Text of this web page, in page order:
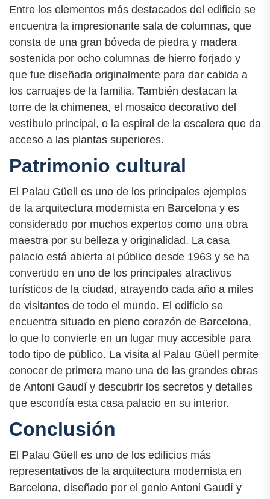
Entre los elementos más destacados del edificio se
encuentra la impresionante sala de columnas, que
consta de una gran bóveda de piedra y madera
sostenida por ocho columnas de hierro forjado y
que fue diseñada originalmente para dar cabida a
los carruajes de la familia. También destacan la
torre de la chimenea, el mosaico decorativo del
vestíbulo principal, o la espiral de la escalera que da
acceso a las plantas superiores.
Patrimonio cultural
El Palau Güell es uno de los principales ejemplos
de la arquitectura modernista en Barcelona y es
considerado por muchos expertos como una obra
maestra por su belleza y originalidad. La casa
palacio está abierta al público desde 1963 y se ha
convertido en uno de los principales atractivos
turísticos de la ciudad, atrayendo cada año a miles
de visitantes de todo el mundo. El edificio se
encuentra situado en pleno corazón de Barcelona,
lo que lo convierte en un lugar muy accesible para
todo tipo de público. La visita al Palau Güell permite
conocer de primera mano una de las grandes obras
de Antoni Gaudí y descubrir los secretos y detalles
que escondía esta casa palacio en su interior.
Conclusión
El Palau Güell es uno de los edificios más
representativos de la arquitectura modernista en
Barcelona, diseñado por el genio Antoni Gaudí y